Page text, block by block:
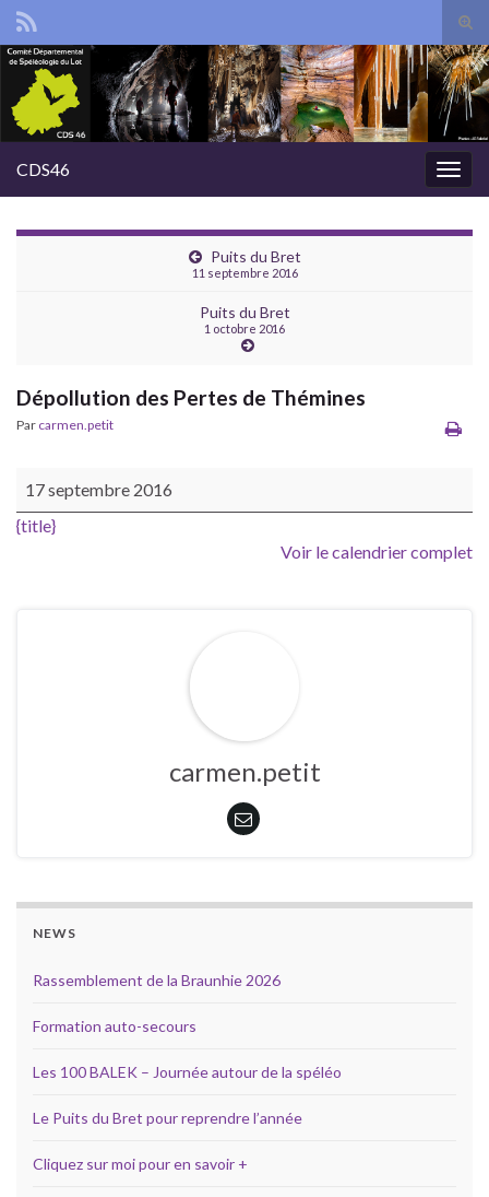
Search for:
CDS46
Puits du Bret
11 septembre 2016
Puits du Bret
1 octobre 2016
Dépollution des Pertes de Thémines
Par carmen.petit
Dépollution des Pertes de Thémines
17 septembre 2016
{title}
Voir le calendrier complet
carmen.petit
NEWS
Rassemblement de la Braunhie 2026
Formation auto-secours
Les 100 BALEK – Journée autour de la spéléo
Le Puits du Bret pour reprendre l’année
Cliquez sur moi pour en savoir +